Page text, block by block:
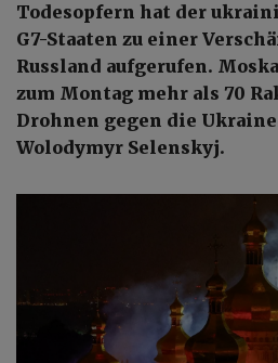
Todesopfern hat der
G7-Staaten zu einer
Russland aufgerufen.
zum Montag mehr als 70
Drohnen gegen die
Wolodymyr Selenskyj.